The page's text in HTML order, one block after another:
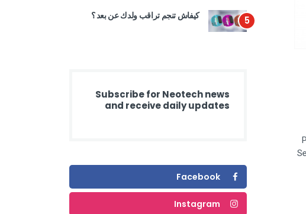
5 كيفاش تنجم تراقب ولدك عن بعد ؟
Subscribe for Neotech news
and receive daily updates
Facebook
Instagram